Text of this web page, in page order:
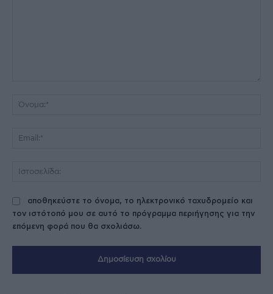
αποθηκεύστε το όνομα, το ηλεκτρονικό ταχυδρομείο και
τον ιστότοπό μου σε αυτό το πρόγραμμα περιήγησης για την
επόμενη φορά που θα σχολιάσω.